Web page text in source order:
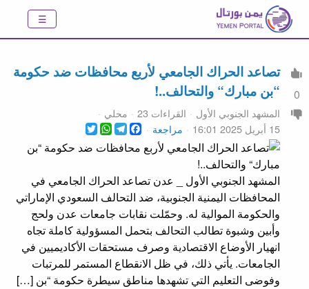
0
تصاعد الحراك الجامعي لأربع محافظات ضد حكومة
“بن مبارك“ والتحالف..!
المشهد الجنوبي الأول القراءات 23
محلي
15 أبريل 2025 16:01
مراجعة Twitter
WhatsApp
Telegram
Facebook
المشهد الجنوبي الأول _ عدن تصاعد الحراك الجامعي في
المحافظات اليمنية الجنوبية، ضد التحالف السعودي الإماراتي
والحكومة الموالية له. وحمّلت نقابات جامعات عدن ولحج
وأبين وشبوة تطالب التحالف بتحمل المسؤولية كاملة تجاه
انهيار الأوضاع الاقتصادية وصرف مستحقات الأكاديميين في
الجامعات. يأتي ذلك، في ظل الانقطاع المستمر للمرتبات
وفوضى التعليم التي تشهدها مناطق سيطرة حكومة “بن […]